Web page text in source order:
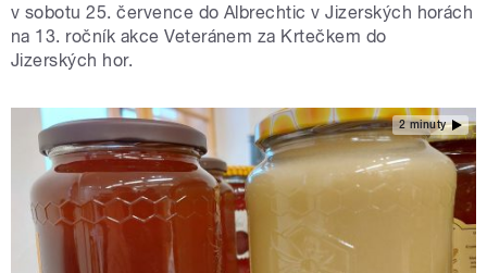
v sobotu 25. července do Albrechtic v Jizerských horách
na 13. ročník akce Veteránem za Krtečkem do
Jizerských hor.
2 minuty